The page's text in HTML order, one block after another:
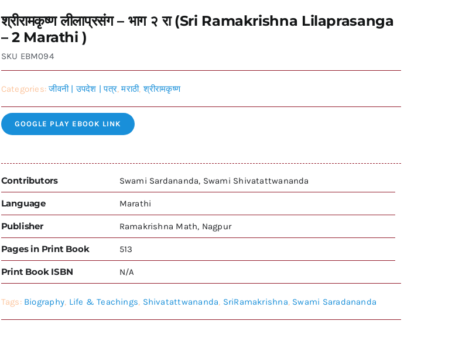
श्रीरामकृष्ण लीलाप्रसंग – भाग २ रा (Sri Ramakrishna Lilaprasanga
– 2 Marathi )
SKU EBM094
Categories:जीवनी | उपदेश | पत्र,मराठी,श्रीरामकृष्ण
GOOGLE PLAY EBOOK LINK
Contributors Swami Sardananda, Swami Shivatattwananda
Language Marathi
Publisher Ramakrishna Math, Nagpur
Pages in Print Book 513
Print Book ISBN N/A
Tags: Biography, Life & Teachings, Shivatattwananda, SriRamakrishna, Swami Saradananda